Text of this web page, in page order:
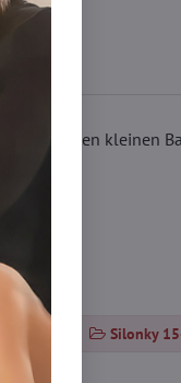
einen kleinen
DEN Silonky